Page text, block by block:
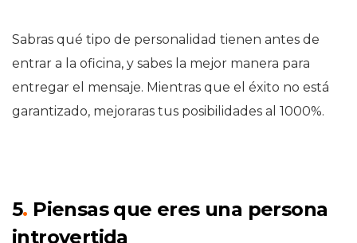
Sabras qué tipo de personalidad tienen antes de
entrar a la oficina, y sabes la mejor manera para
entregar el mensaje. Mientras que el éxito no está
garantizado, mejoraras tus posibilidades al 1000%.
5. Piensas que eres una persona
introvertida